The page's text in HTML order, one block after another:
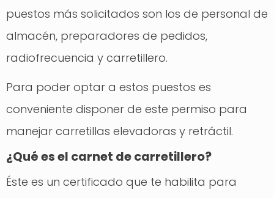
puestos más solicitados son los de personal de
almacén, preparadores de pedidos,
radiofrecuencia y carretillero.
Para poder optar a estos puestos es
conveniente disponer de este permiso para
manejar carretillas elevadoras y retráctil.
¿Qué es el carnet de carretillero?
Éste es un certificado que te habilita para